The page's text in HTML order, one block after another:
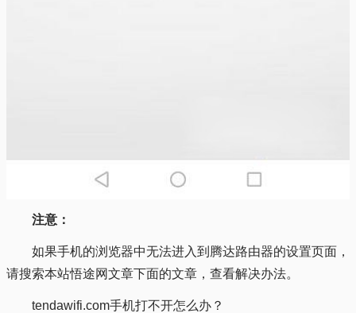
注意：
如果手机的浏览器中无法进入到腾达路由器的设置页面，
请搜索本站悟途网文章下面的文章，查看解决办法。
tendawifi.com手机打不开怎么办？